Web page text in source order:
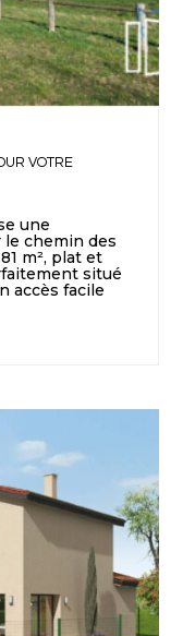
VOTRE
une
chemin des
m², plat et
situé
accès facile